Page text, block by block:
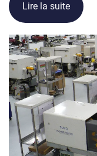
Lire la suite